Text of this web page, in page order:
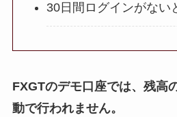
30日間ログインがない
FXGTのデモ口座では、残高
動で行われません。